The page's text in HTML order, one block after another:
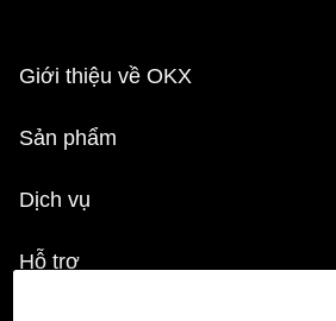
Giới thiệu về OKX
Sản phẩm
Dịch vụ
Hỗ trợ